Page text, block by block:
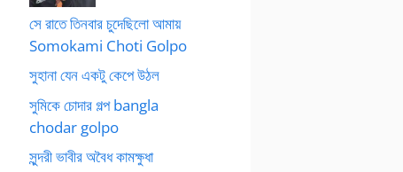
সে রাতে তিনবার চুদেছিলো আমায়
Somokami Choti Golpo
সুহানা যেন একটু কেপে উঠল
সুমিকে চোদার গল্প bangla
chodar golpo
সুন্দরী ভাবীর অবৈধ কামক্ষুধা